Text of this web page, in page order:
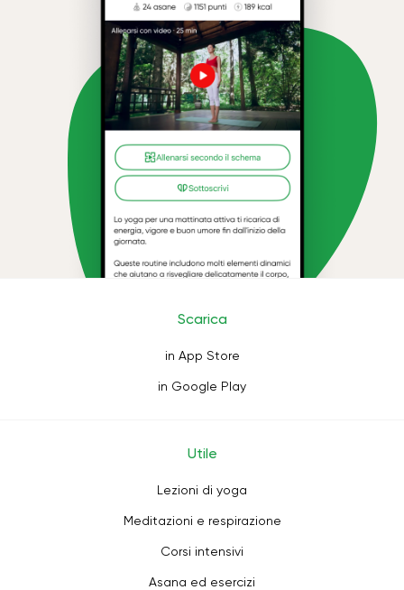
Scarica
in App Store
in Google Play
Utile
Lezioni di yoga
Meditazioni e respirazione
Corsi intensivi
Asana ed esercizi